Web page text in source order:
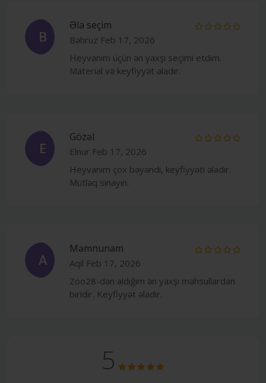
B
Əla seçim
Bəhruz Feb 17, 2026
Heyvanım üçün ən yaxşı seçimi etdim.
Material və keyfiyyət əladır.
E
Gözəl
Elnur Feb 17, 2026
Heyvanım çox bəyəndi, keyfiyyəti əladır.
Mütləq sınayın.
A
Məmnunam
Aqil Feb 17, 2026
Zoo28-dən aldığım ən yaxşı məhsullardan
biridir. Keyfiyyət əladır.
5